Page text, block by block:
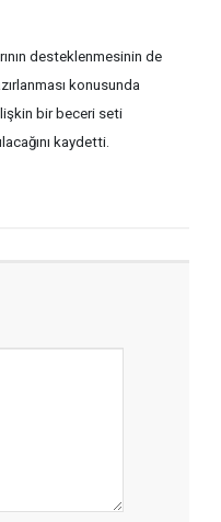
desteklenmesinin de
konusunda
ilişkin bir beceri seti
kaydetti.